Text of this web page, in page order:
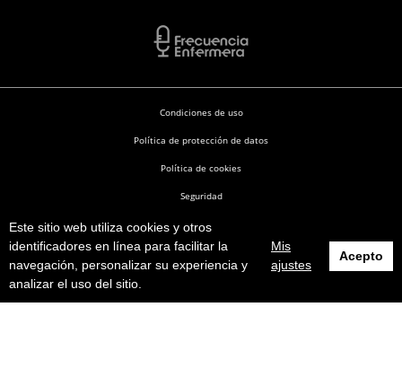
Este sitio web utiliza cookies y otros
identificadores en línea para facilitar la
navegación, personalizar su experiencia y
analizar el uso del sitio.
Mis
ajustes
Acepto
Enfermería en Desarrollo © 2026
Condiciones de uso
Política de protección de datos
Política de cookies
Seguridad